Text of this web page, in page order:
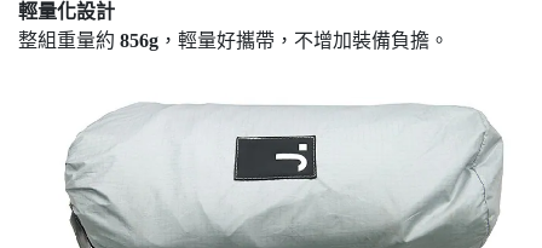
輕量化設計
整組重量約 856g ，輕量好攜帶，不增加裝備負擔。